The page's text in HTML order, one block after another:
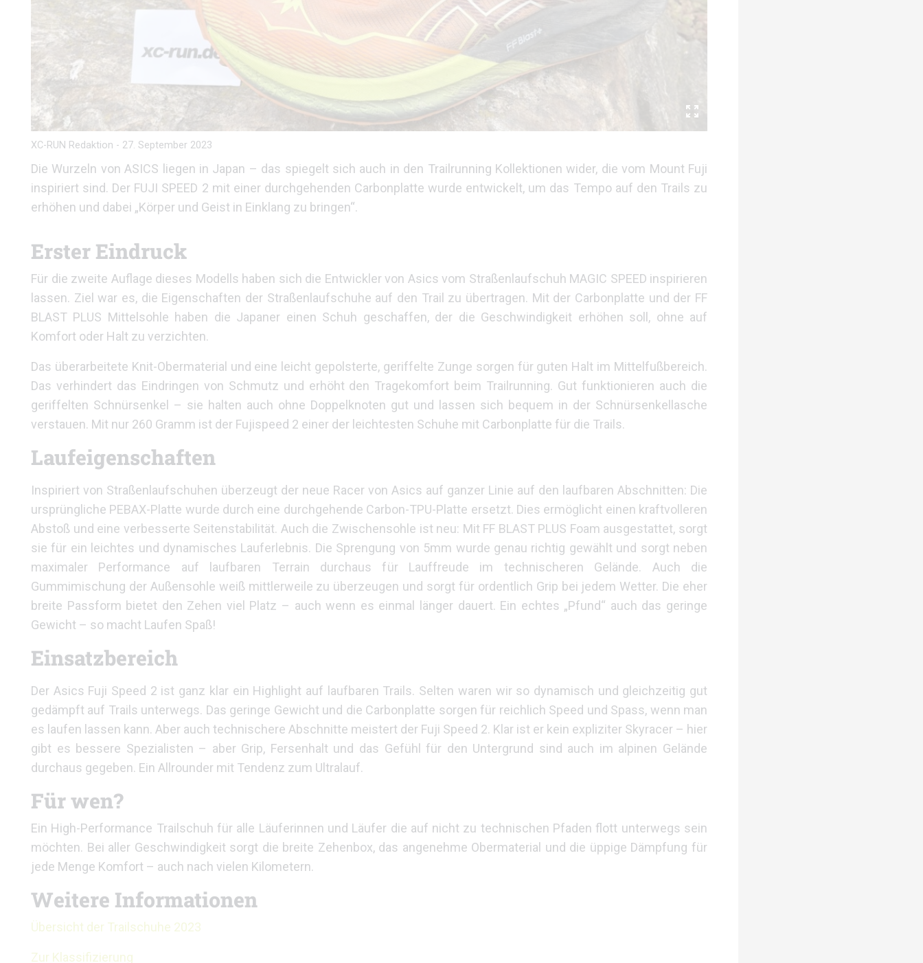
XC-RUN Redaktion - 27. September 2023
Die Wurzeln von ASICS liegen in Japan – das spiegelt sich auch in den Trailrunning Kollektionen wider, die vom Mount Fuji
inspiriert sind. Der FUJI SPEED 2 mit einer durchgehenden Carbonplatte wurde entwickelt, um das Tempo auf den Trails zu
erhöhen und dabei „Körper und Geist in Einklang zu bringen“.
Erster Eindruck
Für die zweite Auflage dieses Modells haben sich die Entwickler von Asics vom Straßenlaufschuh MAGIC SPEED inspirieren
lassen. Ziel war es, die Eigenschaften der Straßenlaufschuhe auf den Trail zu übertragen. Mit der Carbonplatte und der FF
BLAST PLUS Mittelsohle haben die Japaner einen Schuh geschaffen, der die Geschwindigkeit erhöhen soll, ohne auf
Komfort oder Halt zu verzichten.
Das überarbeitete Knit-Obermaterial und eine leicht gepolsterte, geriffelte Zunge sorgen für guten Halt im Mittelfußbereich.
Das verhindert das Eindringen von Schmutz und erhöht den Tragekomfort beim Trailrunning. Gut funktionieren auch die
geriffelten Schnürsenkel – sie halten auch ohne Doppelknoten gut und lassen sich bequem in der Schnürsenkellasche
verstauen. Mit nur 260 Gramm ist der Fujispeed 2 einer der leichtesten Schuhe mit Carbonplatte für die Trails.
Laufeigenschaften
Inspiriert von Straßenlaufschuhen überzeugt der neue Racer von Asics auf ganzer Linie auf den laufbaren Abschnitten: Die
ursprüngliche PEBAX-Platte wurde durch eine durchgehende Carbon-TPU-Platte ersetzt. Dies ermöglicht einen kraftvolleren
Abstoß und eine verbesserte Seitenstabilität. Auch die Zwischensohle ist neu: Mit FF BLAST PLUS Foam ausgestattet, sorgt
sie für ein leichtes und dynamisches Lauferlebnis. Die Sprengung von 5mm wurde genau richtig gewählt und sorgt neben
maximaler Performance auf laufbaren Terrain durchaus für Lauffreude im technischeren Gelände. Auch die
Gummimischung der Außensohle weiß mittlerweile zu überzeugen und sorgt für ordentlich Grip bei jedem Wetter. Die eher
breite Passform bietet den Zehen viel Platz – auch wenn es einmal länger dauert. Ein echtes „Pfund“ auch das geringe
Gewicht – so macht Laufen Spaß!
Einsatzbereich
Der Asics Fuji Speed 2 ist ganz klar ein Highlight auf laufbaren Trails. Selten waren wir so dynamisch und gleichzeitig gut
gedämpft auf Trails unterwegs. Das geringe Gewicht und die Carbonplatte sorgen für reichlich Speed und Spass, wenn man
es laufen lassen kann. Aber auch technischere Abschnitte meistert der Fuji Speed 2. Klar ist er kein expliziter Skyracer – hier
gibt es bessere Spezialisten – aber Grip, Fersenhalt und das Gefühl für den Untergrund sind auch im alpinen Gelände
durchaus gegeben. Ein Allrounder mit Tendenz zum Ultralauf.
Für wen?
Ein High-Performance Trailschuh für alle Läuferinnen und Läufer die auf nicht zu technischen Pfaden flott unterwegs sein
möchten. Bei aller Geschwindigkeit sorgt die breite Zehenbox, das angenehme Obermaterial und die üppige Dämpfung für
jede Menge Komfort – auch nach vielen Kilometern.
Weitere Informationen
Übersicht der Trailschuhe 2023
Zur Klassifizierung